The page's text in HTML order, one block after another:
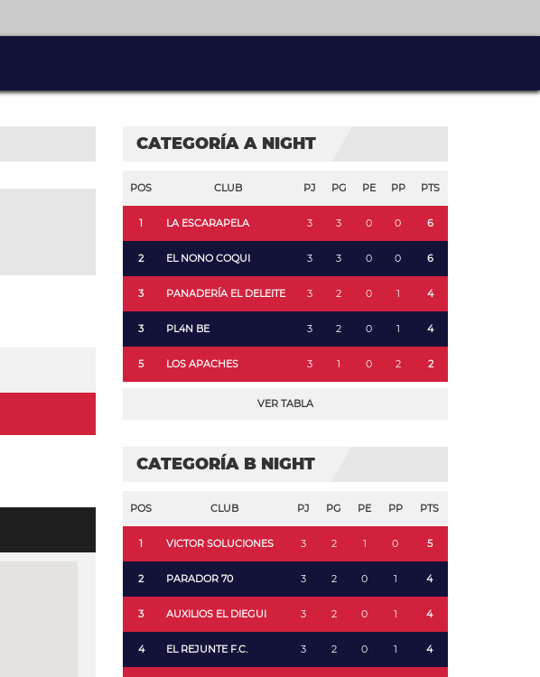
CATEGORÍA A NIGHT
POS CLUB PJ PG PE PP PTS
1 LA ESCARAPELA 3 3 0 0 6
2 EL NONO COQUI 3 3 0 0 6
3 PANADERÍA EL DELEITE 3 2 0 1 4
3 PL4N BE 3 2 0 1 4
5 LOS APACHES 3 1 0 2 2
VER TABLA
CATEGORÍA B NIGHT
POS CLUB PJ PG PE PP PTS
1 VICTOR SOLUCIONES 3 2 1 0 5
2 PARADOR 70 3 2 0 1 4
3 AUXILIOS EL DIEGUI 3 2 0 1 4
4 EL REJUNTE F.C. 3 2 0 1 4